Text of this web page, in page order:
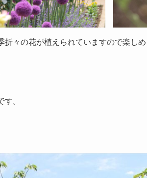
折々の花が植えられていますので楽し
。